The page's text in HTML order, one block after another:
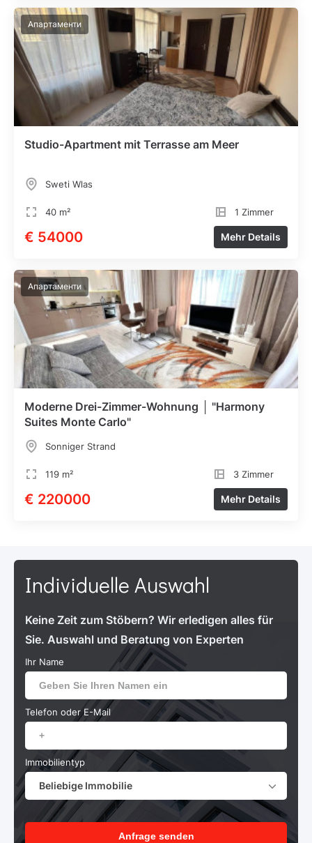
Апартаменти
Studio-Apartment mit Terrasse am Meer
Sweti Wlas
40 m² 1 Zimmer
€ 54000 Mehr Details
Апартаменти
Moderne Drei-Zimmer-Wohnung │ "Harmony
Suites Monte Carlo"
Sonniger Strand
119 m² 3 Zimmer
€ 220000 Mehr Details
Individuelle Auswahl
Keine Zeit zum Stöbern? Wir erledigen alles für
Sie. Auswahl und Beratung von Experten
Ihr Name
Telefon oder E-Mail
Immobilientyp
Beliebige Immobilie
Anfrage senden